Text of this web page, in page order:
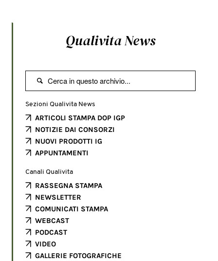
Qualivita News

Sezioni Qualivita News
ARTICOLI STAMPA DOP IGP
NOTIZIE DAI CONSORZI
NUOVI PRODOTTI IG
APPUNTAMENTI
Canali Qualivita
RASSEGNA STAMPA
NEWSLETTER
COMUNICATI STAMPA
WEBCAST
PODCAST
VIDEO
GALLERIE FOTOGRAFICHE